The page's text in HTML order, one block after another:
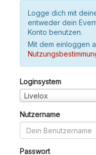
Logge dich mit
entweder dein
Konto benutzen.
Mit dem einloggen
Loginsystem
Livelox
Nutzername
Passwort